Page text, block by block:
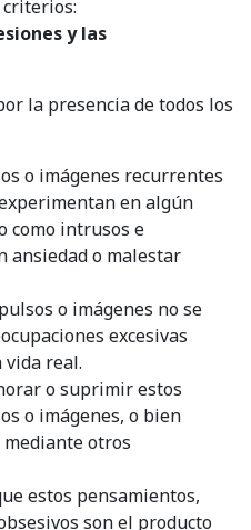
y las
la presencia de todos los
o imágenes recurrentes
en algún
como intrusos e
ansiedad o malestar
o imágenes no se
excesivas
real.
o suprimir estos
o imágenes, o bien
otros
estos pensamientos,
son el producto